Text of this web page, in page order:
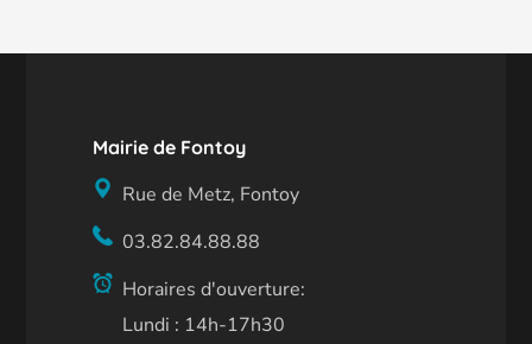
Mairie de Fontoy
Rue de Metz, Fontoy
03.82.84.88.88
Horaires d'ouverture:
Lundi : 14h-17h30